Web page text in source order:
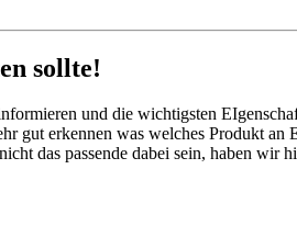
sollte!
und die wichtigsten
gut erkennen was welches Produkt an
nicht das passende dabei sein, haben wir